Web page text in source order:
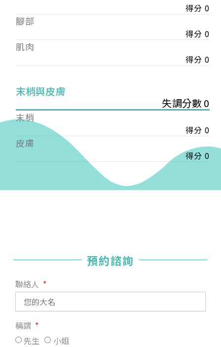
得分 0
腳部
得分 0
肌肉
得分 0
末梢與皮膚
失調分數 0
末梢
得分 0
皮膚
得分 0
預約諮詢
聯絡人
稱謂
先生
小姐
【會費】
入會費新臺幣1200元，於會員入會時繳納；常年會
費1200元，於每年度繳納。
入會費新臺幣3000元，於會員入會時繳納；常年會
費3000元，於每年度繳納。
戶名: 社團法人台灣自律神經健康培訓暨發展協會
帳號: 003-03-501566-2
銀行: (013) 國泰世華 南京東路分行